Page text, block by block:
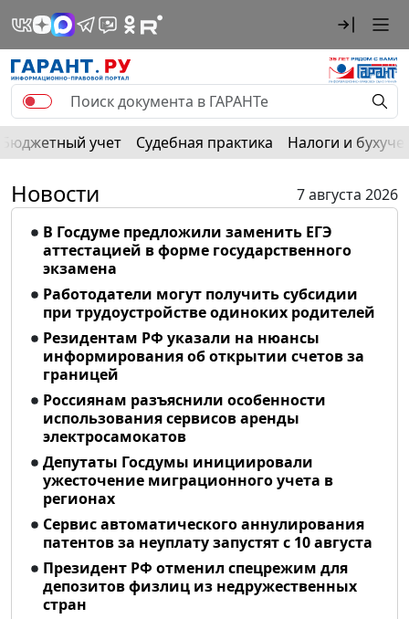
Бюджетный учет Судебная практика Налоги и
Новости
7 августа 2026
В Госдуме предложили заменить ЕГЭ
аттестацией в форме государственного
экзамена
Работодатели могут получить субсидии
при трудоустройстве одиноких родителей
Резидентам РФ указали на нюансы
информирования об открытии счетов за
границей
Россиянам разъяснили особенности
использования сервисов аренды
электросамокатов
Депутаты Госдумы инициировали
ужесточение миграционного учета в
регионах
Сервис автоматического аннулирования
патентов за неуплату запустят с 10 августа
Президент РФ отменил спецрежим для
депозитов физлиц из недружественных
стран